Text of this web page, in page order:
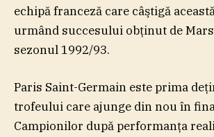
echipă franceză care câştigă
urmând succesului obţinut de
sezonul 1992/93.
Paris Saint-Germain este prima
trofeului care ajunge din nou în
Campionilor după performanţa